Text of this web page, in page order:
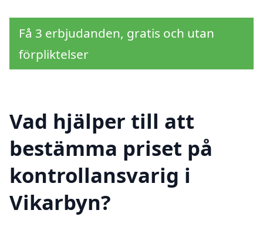
Få 3 erbjudanden, gratis och utan
förpliktelser
Vad hjälper till att
bestämma priset på
kontrollansvarig i
Vikarbyn?